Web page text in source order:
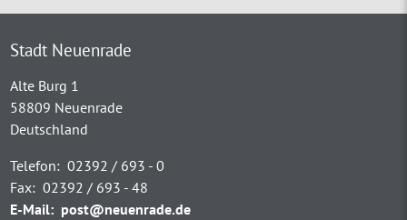
Stadt Neuenrade
Alte Burg 1
58809 Neuenrade
Deutschland
Telefon: 02392 / 693 - 0
Fax: 02392 / 693 - 48
E-Mail: post@neuenrade.de